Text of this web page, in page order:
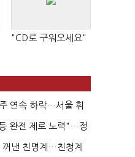
"CD로 구워오세요"
연속 하락…서울 휘
완전 제로 노력"…정
사...
낸 친명계…친청계